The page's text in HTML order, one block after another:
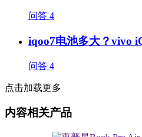
问答 4
iqoo7电池多大？vivo
问答 4
点击加载更多
内容相关产品